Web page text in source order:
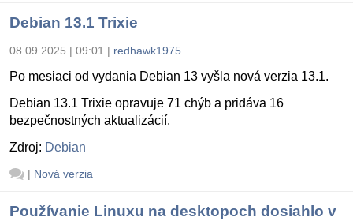
Debian 13.1 Trixie
08.09.2025 | 09:01 | redhawk1975
Po mesiaci od vydania Debian 13 vyšla nová verzia 13.1.
Debian 13.1 Trixie opravuje 71 chýb a pridáva 16
bezpečnostných aktualizácií.
Zdroj: Debian
| Nová verzia
Používanie Linuxu na desktopoch dosiahlo v